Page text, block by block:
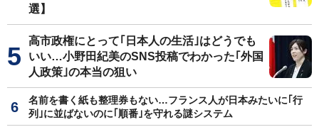
選】
高市政権にとって｢日本人の生活｣はどうでも
いい…小野田紀美のSNS投稿でわかった｢外国
人政策｣の本当の狙い
名前を書く紙も整理券もない…フランス人が日本みたいに｢行
列｣に並ばないのに｢順番｣を守れる謎システム